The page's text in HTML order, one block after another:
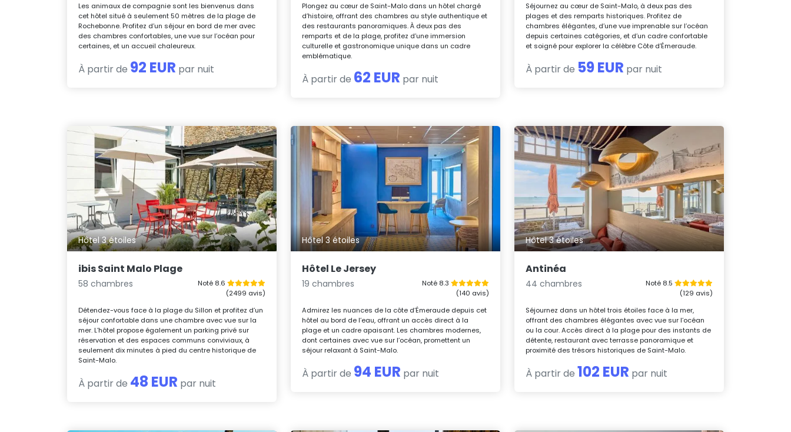
Les animaux de compagnie sont les bienvenus dans
cet hôtel situé à seulement 50 mètres de la plage de
Rochebonne. Profitez d’un séjour en bord de mer avec
des chambres confortables, une vue sur l’océan pour
certaines, et un accueil chaleureux.
À partir de 92 EUR par nuit
Plongez au cœur de Saint-Malo dans un hôtel chargé
d’histoire, offrant des chambres au style authentique et
des restaurants panoramiques. À deux pas des
remparts et de la plage, profitez d’une immersion
culturelle et gastronomique unique dans un cadre
emblématique.
À partir de 62 EUR par nuit
Séjournez au cœur de Saint-Malo, à deux pas des
plages et des remparts historiques. Profitez de
chambres élégantes, d’une vue imprenable sur l’océan
depuis certaines catégories, et d’un cadre confortable
et soigné pour explorer la célèbre Côte d’Émeraude.
À partir de 59 EUR par nuit
Hôtel 3 étoiles
ibis Saint Malo Plage
58 chambres
Noté 8.6
(2499 avis)
Détendez-vous face à la plage du Sillon et profitez d’un
séjour confortable dans une chambre avec vue sur la
mer. L’hôtel propose également un parking privé sur
réservation et des espaces communs conviviaux, à
seulement dix minutes à pied du centre historique de
Saint-Malo.
À partir de 48 EUR par nuit
Hôtel 3 étoiles
Hôtel Le Jersey
19 chambres
Noté 8.3
(140 avis)
Admirez les nuances de la côte d’Émeraude depuis cet
hôtel au bord de l’eau, offrant un accès direct à la
plage et un cadre apaisant. Les chambres modernes,
dont certaines avec vue sur l’océan, promettent un
séjour relaxant à Saint-Malo.
À partir de 94 EUR par nuit
Hôtel 3 étoiles
Antinéa
44 chambres
Noté 8.5
(129 avis)
Séjournez dans un hôtel trois étoiles face à la mer,
offrant des chambres élégantes avec vue sur l’océan
ou la cour. Accès direct à la plage pour des instants de
détente, restaurant avec terrasse panoramique et
proximité des trésors historiques de Saint-Malo.
À partir de102 EUR par nuit